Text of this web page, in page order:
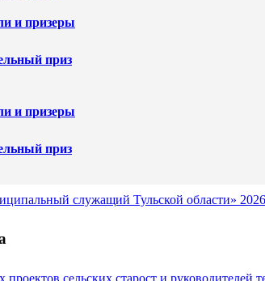
и призеры
приз
и призеры
приз
служащий Тульской области»